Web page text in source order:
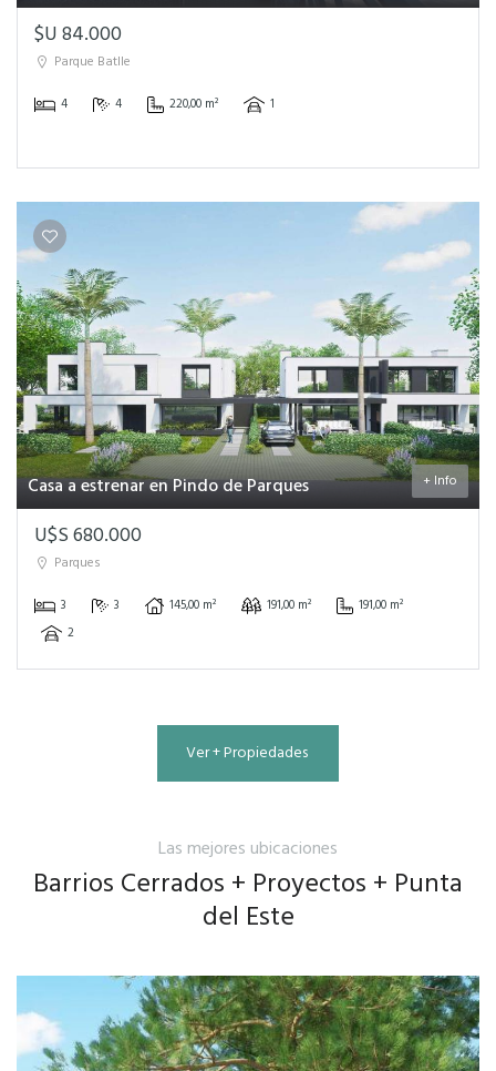
$U 84.000
Parque Batlle
4 4 220,00 m² 1
Casa a estrenar en Pindo de Parques + Info
U$S 680.000
Parques
3 3 145,00 m² 191,00 m²
191,00 m²
2
Ver + Propiedades
Las mejores ubicaciones
Barrios Cerrados + Proyectos + Punta
del Este